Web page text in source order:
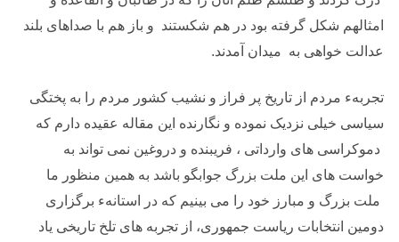
امثالهم شکل گرفته بود در هم شکستند و باز هم با صداهای بلند
عدالت خواهی به میدان آمدند.
تجربهء مردم از تاریخ پر فراز و نشیب کشور مردم را به پختگی
سیاسی خیلی نزدیک نموده و نگارنده این مقاله عقیده دارم که
دموکراسی های وارداتی ، فریبنده و دروغین نمی تواند به
خواست های این ملت بزرگ جوابگو باشد به همین منظور ما
ملت بزرگ و مبارز خود را می بینیم که در استانهء برگزاری
دومین انتخابات ریاست جمهوری، از تجربه های تلخ تاریخی یاد